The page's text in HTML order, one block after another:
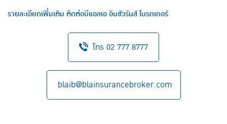
รายละเอียดเพิ่มเติม ติดต่อบีแอลเอ อินชัวรันส์ โบรกเกอร์
โทร 02 777 8777
blaib@blainsurancebroker.com